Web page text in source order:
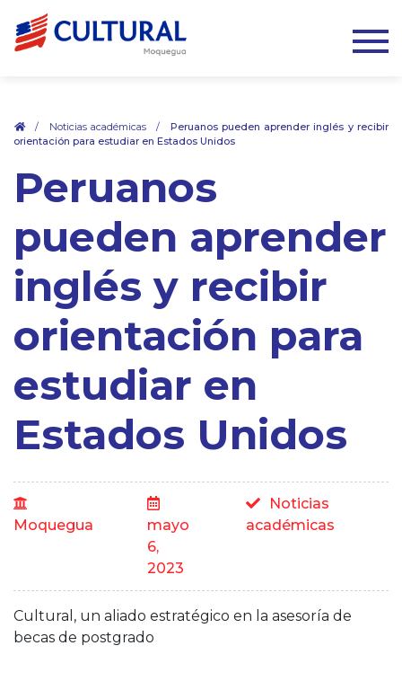
. / Noticias académicas /
Peruanos pueden aprender inglés y recibir
orientación para estudiar en Estados Unidos
Peruanos
pueden aprender
inglés y recibir
orientación para
estudiar en
Estados Unidos
Moquegua
mayo
6,
2023
Noticias
académicas
Cultural, un aliado estratégico en la asesoría de
becas de postgrado